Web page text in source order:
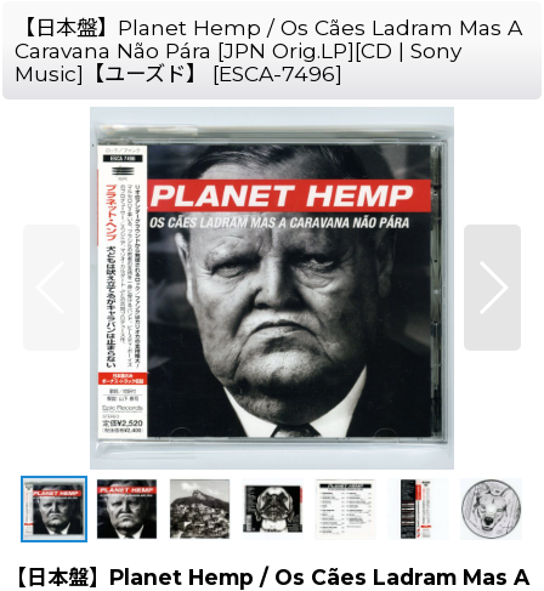
【日本盤】Planet Hemp / Os Cães Ladram Mas A
Caravana Não Pára [JPN Orig.LP][CD | Sony
Music]【ユーズド】
[ESCA-7496]
【日本盤】Planet Hemp / Os Cães Ladram Mas A